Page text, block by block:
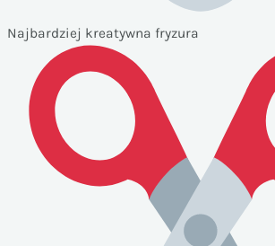
Najbardziej kreatywna fryzura